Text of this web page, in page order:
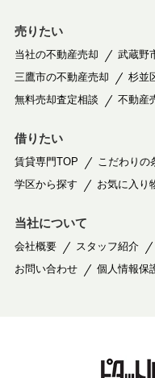
売りたい
当社の不動産売却
武蔵野
三鷹市の不動産売却
杉並
無料売却査定相談
不動産
借りたい
賃貸専門TOP こだわりの
学区から探す
お気に入り
当社について
会社概要 スタッフ紹介
お問い合わせ
個人情報保